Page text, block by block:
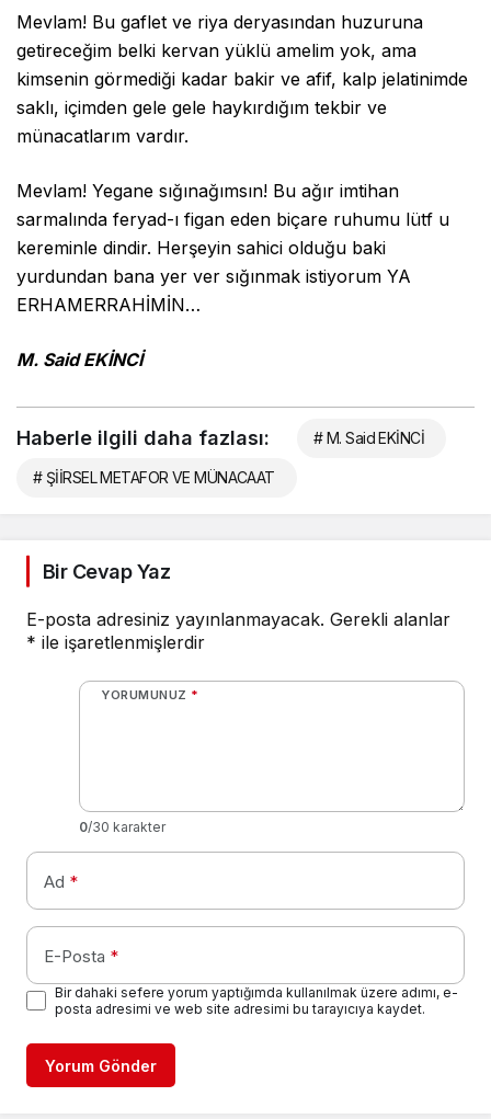
Mevlam! Bu gaflet ve riya deryasından huzuruna
getireceğim belki kervan yüklü amelim yok, ama
kimsenin görmediği kadar bakir ve afif, kalp jelatinimde
saklı, içimden gele gele haykırdığım tekbir ve
münacatlarım vardır.
Mevlam! Yegane sığınağımsın! Bu ağır imtihan
sarmalında feryad-ı figan eden biçare ruhumu lütf u
kereminle dindir. Herşeyin sahici olduğu baki
yurdundan bana yer ver sığınmak istiyorum YA
ERHAMERRAHİMİN…
M. Said EKİNCİ
Haberle ilgili daha fazlası: # M. Said EKİNCİ
# ŞİİRSEL METAFOR VE MÜNACAAT
Bir Cevap Yaz
E-posta adresiniz yayınlanmayacak. Gerekli alanlar
* ile işaretlenmişlerdir
YORUMUNUZ *
0/30 karakter
Ad *
E-Posta *
Bir dahaki sefere yorum yaptığımda kullanılmak üzere adımı, e-
posta adresimi ve web site adresimi bu tarayıcıya kaydet.
Yorum Gönder